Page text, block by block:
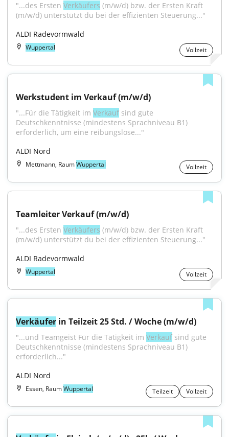
"...des Ersten Verkäufers (m/w/d) bzw. der Ersten Kraft
(m/w/d) unterstützt du bei der effizienten Steuerung..."
ALDI Radevormwald
Wuppertal Vollzeit
Werkstudent im Verkauf (m/w/d)
"...Für die Tätigkeit im Verkauf sind gute
Deutschkenntnisse (mindestens Sprachniveau B1)
erforderlich, um eine reibungslose..."
ALDI Nord
Mettmann, RaumWuppertal Vollzeit
Teamleiter Verkauf (m/w/d)
"...des Ersten Verkäufers (m/w/d) bzw. der Ersten Kraft
(m/w/d) unterstützt du bei der effizienten Steuerung..."
ALDI Radevormwald
Wuppertal Vollzeit
Verkäufer in Teilzeit 25 Std. / Woche (m/w/d)
"...und Teamgeist Für die Tätigkeit im Verkauf sind gute
Deutschkenntnisse (mindestens Sprachniveau B1)
erforderlich..."
ALDI Nord
Essen, RaumWuppertal Teilzeit Vollzeit